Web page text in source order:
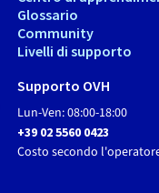
Glossario
Community
Livelli di supporto
Supporto OVH
Lun-Ven: 08:00-18:00
+39 02 5560 0423
Costo secondo